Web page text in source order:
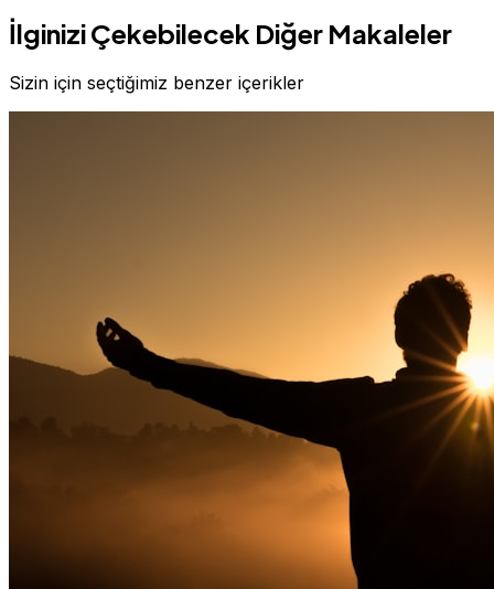
İlginizi Çekebilecek Diğer Makaleler
Sizin için seçtiğimiz benzer içerikler